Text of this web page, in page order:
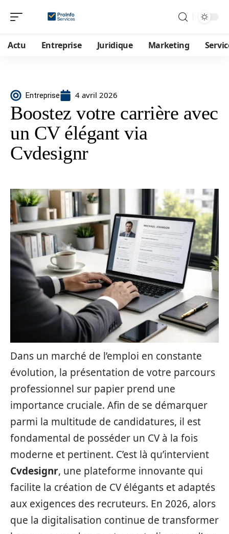
Actu Entreprise Juridique Marketing
Entreprise 4 avril 2026
Boostez votre carrière avec
un CV élégant via
Cvdesignr
Dans un marché de l’emploi en constante
évolution, la présentation de votre parcours
professionnel sur papier prend une
importance cruciale. Afin de se démarquer
parmi la multitude de candidatures, il est
fondamental de posséder un CV à la fois
moderne et pertinent. C’est là qu’intervient
Cvdesignr, une plateforme innovante qui
facilite la création de CV élégants et adaptés
aux exigences des recruteurs. En 2026, alors
que la digitalisation continue de transformer